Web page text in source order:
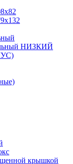
НИЗКИЙ
крышкой